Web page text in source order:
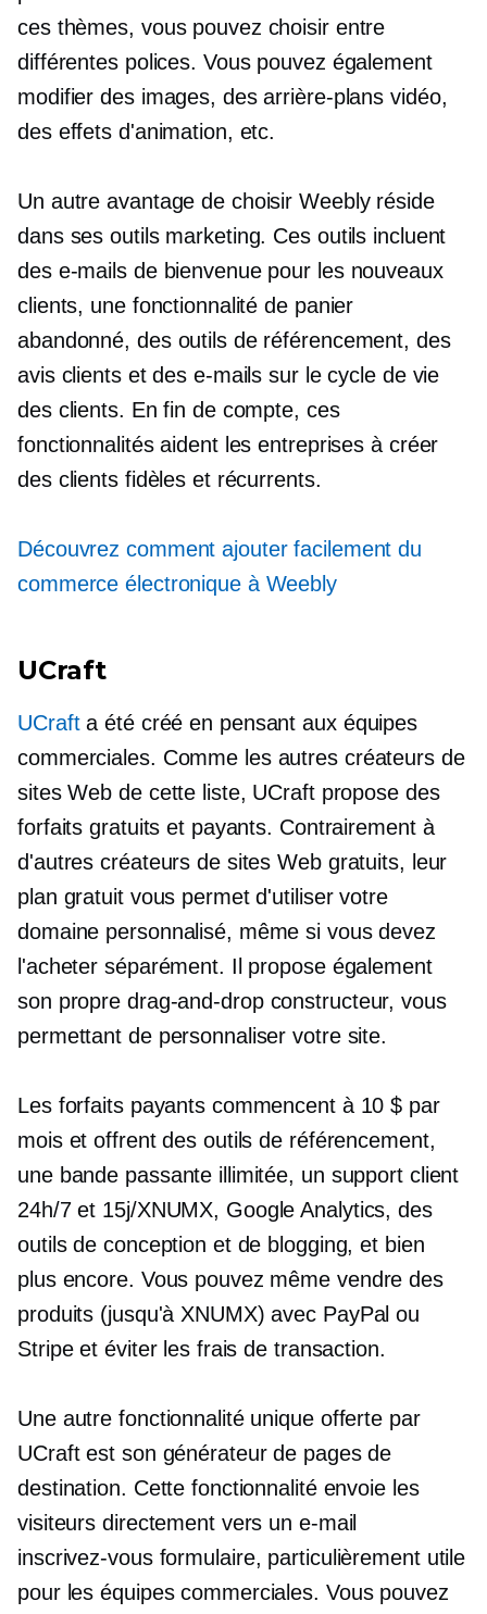
ces thèmes, vous pouvez choisir entre
différentes polices. Vous pouvez également
modifier des images, des arrière-plans vidéo,
des effets d'animation, etc.
Un autre avantage de choisir Weebly réside
dans ses outils marketing. Ces outils incluent
des e-mails de bienvenue pour les nouveaux
clients, une fonctionnalité de panier
abandonné, des outils de référencement, des
avis clients et des e-mails sur le cycle de vie
des clients. En fin de compte, ces
fonctionnalités aident les entreprises à créer
des clients fidèles et récurrents.
Découvrez comment ajouter facilement du
commerce électronique à Weebly
UCraft
UCrafta été créé en pensant aux équipes
commerciales. Comme les autres créateurs de
sites Web de cette liste, UCraft propose des
forfaits gratuits et payants. Contrairement à
d'autres créateurs de sites Web gratuits, leur
plan gratuit vous permet d'utiliser votre
domaine personnalisé, même si vous devez
l'acheter séparément. Il propose également
son propre drag-and-dropconstructeur, vous
permettant de personnaliser votre site.
Les forfaits payants commencent à 10 $ par
mois et offrent des outils de référencement,
une bande passante illimitée, un support client
24h/7 et 15j/XNUMX, Google Analytics, des
outils de conception et de blogging, et bien
plus encore. Vous pouvez même vendre des
produits (jusqu'à XNUMX) avec PayPal ou
Stripe et éviter les frais de transaction.
Une autre fonctionnalité unique offerte par
UCraft est son générateur de pages de
destination. Cette fonctionnalité envoie les
visiteurs directement vers un e-mail
inscrivez-vousformulaire, particulièrement utile
pour les équipes commerciales. Vous pouvez